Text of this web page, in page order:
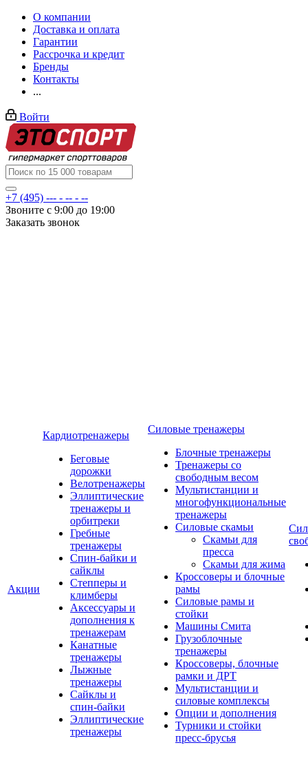
О компании
Доставка и оплата
Гарантии
Рассрочка и кредит
Бренды
Контакты
...
Войти
+7 (495) --- - -- - --
Звоните с 9:00 до 19:00
Заказать звонок
Акции
Кардиотренажеры
Беговые
дорожки
Велотренажеры
Эллиптические
тренажеры и
орбитреки
Гребные
тренажеры
Спин-байки и
сайклы
Степперы и
климберы
Аксессуары и
дополнения к
тренажерам
Канатные
тренажеры
Лыжные
тренажеры
Сайклы и
спин-байки
Эллиптические
тренажеры
Силовые тренажеры
Блочные тренажеры
Тренажеры со
свободным весом
Мультистанции и
многофункциональные
тренажеры
Силовые скамьи
Скамьи для
пресса
Скамьи для жима
Кроссоверы и блочные
рамы
Силовые рамы и
стойки
Машины Смита
Грузоблочные
тренажеры
Кроссоверы, блочные
рамки и ДРТ
Мультистанции и
силовые комплексы
Опции и дополнения
Турники и стойки
пресс-брусья